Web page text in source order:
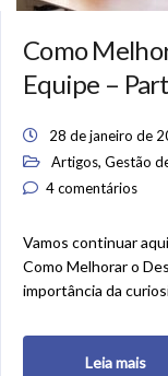
Como
Equipe –
28 de janeiro de
Artigos, Gestão
4 comentários
Vamos continuar
Como Melhorar o
importância da
Leia mais